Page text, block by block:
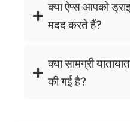
क्या ऐप्स आपको
मदद करते हैं?
क्या सामग्री
की गई है?